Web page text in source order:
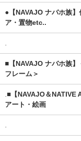
●【NAVAJO ナバホ族
ア・置物etc..
■【NAVAJO ナバホ族
フレーム＞
■【NAVAJO＆NATIVE
アート・絵画